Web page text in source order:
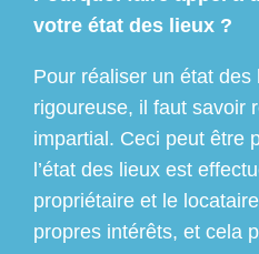
votre état des lieux ?
Pour réaliser un état des
rigoureuse, il faut savoir
impartial. Ceci peut être
l’état des lieux est
propriétaire et le
propres intérêts, et cela